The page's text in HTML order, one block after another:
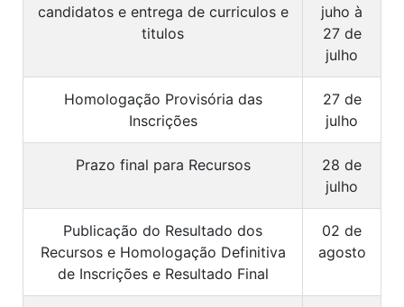
candidatos e entrega de curriculos e
titulos
juho à
27 de
julho
Homologação Provisória das
Inscrições
27 de
julho
Prazo final para Recursos
28 de
julho
Publicação do Resultado dos
Recursos e Homologação Definitiva
de Inscrições e Resultado Final
02 de
agosto